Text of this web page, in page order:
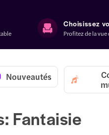
Choisissez
Profitez de la
Nouveautés
Fantaisie